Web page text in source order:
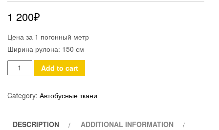
1 200₽
Цена за 1 погонный метр
Ширина рулона: 150 см
Автобусная
ткань
quantity
Add to cart
Category: Автобусные ткани
DESCRIPTION ADDITIONAL INFORMATION